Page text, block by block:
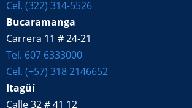
Cel. (322) 314-5526
Bucaramanga
Carrera 11 # 24-21
Tel. 607 6333000
Cel. (+57) 318 2146652
Itagüí
Calle 32 # 41 12